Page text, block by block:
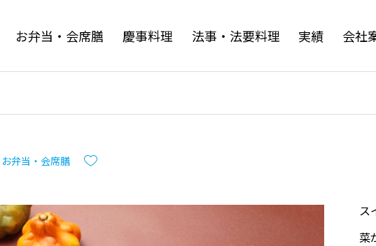
お弁当・会席膳 慶事料理 法事・法要料理 実績 会社
お弁当・会席膳
ス
菜